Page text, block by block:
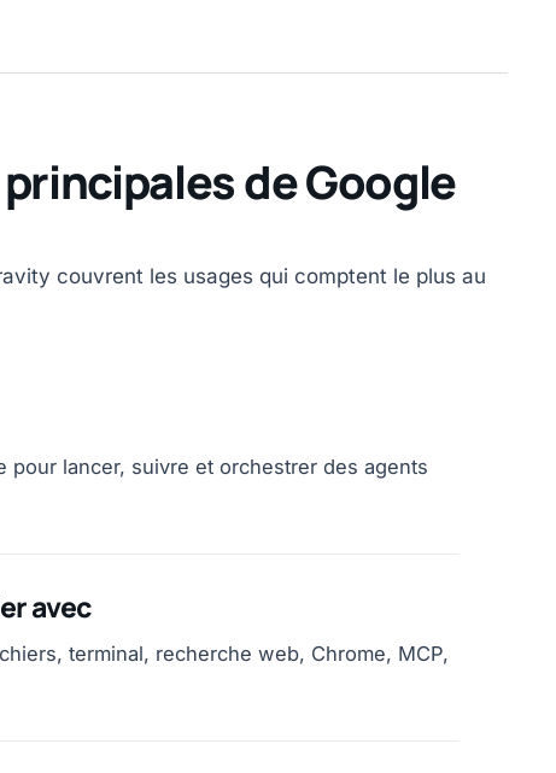
de Google
couvrent les usages qui comptent le plus au
pour lancer, suivre et orchestrer des agents
avec
terminal, recherche web, Chrome, MCP,